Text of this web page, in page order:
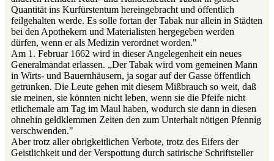
Quantität ins Kurfürstentum hereingebracht und öffentlich
feilgehalten werde. Es solle fortan der Tabak nur allein in Städten
bei den Apothekern und Materialisten hergegeben werden
dürfen, wenn er als Medizin verordnet worden."
Am 1. Februar 1662 wird in dieser Angelegenheit ein neues
Generalmandat erlassen. „Der Tabak wird vom gemeinen Mann
in Wirts- und Bauernhäusern, ja sogar auf der Gasse öffentlich
getrunken. Die Leute gehen mit diesem Mißbrauch so weit, daß
sie meinen, sie könnten nicht leben, wenn sie die Pfeife nicht
etlichemale am Tag im Maul haben, wodurch sie dann in diesen
ohnehin geldklemmen Zeiten den zum Unterhalt nötigen Pfennig
verschwenden."
Aber trotz aller obrigkeitlichen Verbote, trotz des Eifers der
Geistlichkeit und der Verspottung durch satirische Schriftsteller